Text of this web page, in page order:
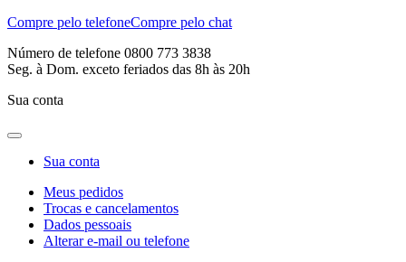
Compre pelo telefoneCompre pelo chat
Número de telefone 0800 773 3838
Seg. à Dom. exceto feriados das 8h às 20h
Sua conta
Sua conta
Meus pedidos
Trocas e cancelamentos
Dados pessoais
Alterar e-mail ou telefone